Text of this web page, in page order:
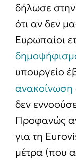
δήλωσε
ότι αν δεν
Ευρωπαίοι
υπουργείο
ανακοίνωση
δεν
Προφανώς
για τη
μέτρα (που